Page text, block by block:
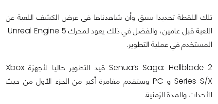
تلك اللقطة تحديدا سبق وأن شاهدناها في عرض الكشف اللعبة عن
اللعبة قبل عامين، والفضل في ذلك يعود لمحرك Unreal Engine 5
المستخدم في عملية التطوير.
Senua’s Saga: Hellblade 2 قيد التطوير حاليا لأجهزة Xbox
Series S/X و PC وستقدم مغامرة أكبر من الجزء الأول من حيث
الأحداث والمدة الزمنية.